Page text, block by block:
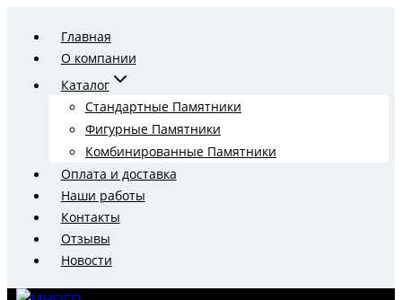
содержимому
Главная
О компании
Каталог
Стандартные Памятники
Фигурные Памятники
Комбинированные Памятники
Оплата и доставка
Наши работы
Контакты
Отзывы
Новости